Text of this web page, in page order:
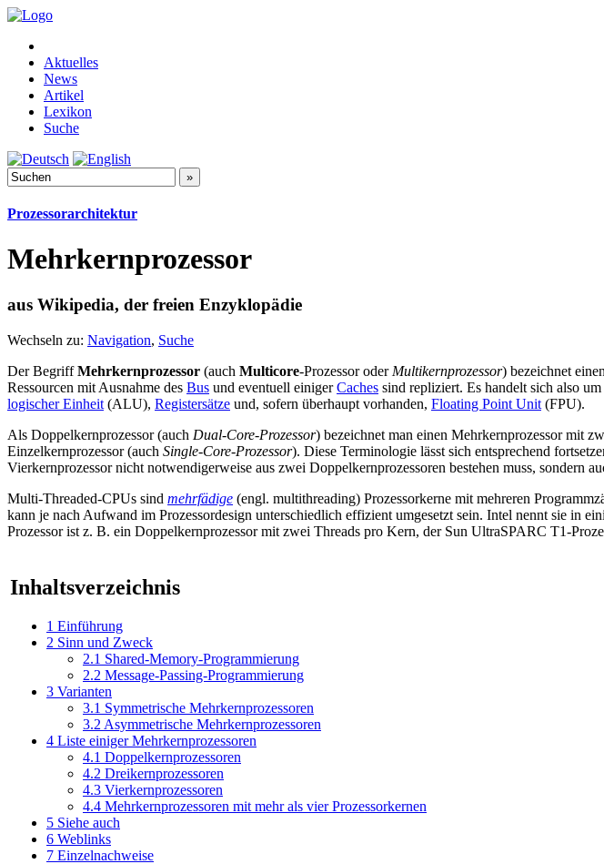
Aktuelles
News
Artikel
Lexikon
Suche
Prozessorarchitektur
Mehrkernprozessor
aus Wikipedia, der freien Enzyklopädie
Wechseln zu: Navigation, Suche
Der BegriffMehrkernprozessor (auch Multicore-Prozessor oder Multikernprozessor) bezeichnet einen
Ressourcen mit Ausnahme des Bus und eventuell einigerCaches sind repliziert. Es handelt sich also
logischer Einheit (ALU), Registersätze und, sofern überhaupt vorhanden, Floating Point Unit (FPU).
Als Doppelkernprozessor (auch Dual-Core-Prozessor) bezeichnet man einen Mehrkernprozessor mit
Einzelkernprozessor (auch Single-Core-Prozessor). Diese Terminologie lässt sich entsprechend
Vierkernprozessor nicht notwendigerweise aus zwei Doppelkernprozessoren bestehen muss, sondern
Multi-Threaded-CPUs sind mehrfädige (engl. multithreading) Prozessorkerne mit mehreren
kann je nach Aufwand im Prozessordesign unterschiedlich effizient umgesetzt sein. Intel nennt sie in
Prozessor ist z. B. ein Doppelkernprozessor mit zwei Threads pro Kern, der Sun UltraSPARC T1-
Inhaltsverzeichnis
1 Einführung
2 Sinn und Zweck
2.1 Shared-Memory-Programmierung
2.2 Message-Passing-Programmierung
3 Varianten
3.1 Symmetrische Mehrkernprozessoren
3.2 Asymmetrische Mehrkernprozessoren
4 Liste einiger Mehrkernprozessoren
4.1 Doppelkernprozessoren
4.2 Dreikernprozessoren
4.3 Vierkernprozessoren
4.4 Mehrkernprozessoren mit mehr als vier Prozessorkernen
5 Siehe auch
6 Weblinks
7 Einzelnachweise